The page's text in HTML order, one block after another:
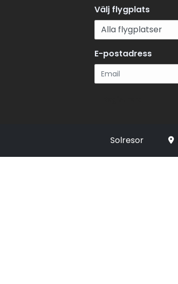
Välj flygplats
E-postadress
Solresor